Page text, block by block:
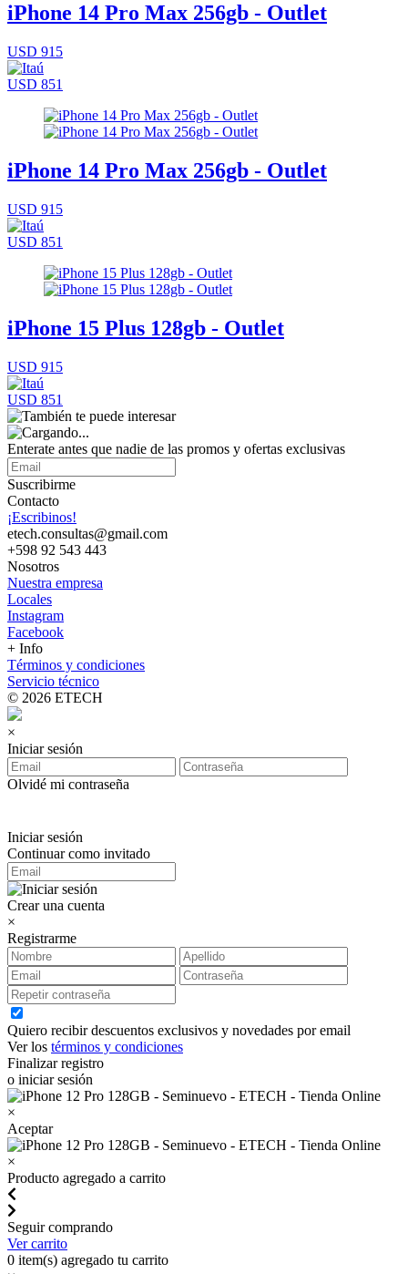
iPhone 14 Pro Max 256gb - Outlet
USD 915
USD 851
iPhone 14 Pro Max 256gb - Outlet
USD 915
USD 851
iPhone 15 Plus 128gb - Outlet
USD 915
USD 851
Enterate antes que nadie de las promos y ofertas exclusivas
Suscribirme
Contacto
¡Escribinos!
etech.consultas@gmail.com
+598 92 543 443
Nosotros
Nuestra empresa
Locales
Instagram
Facebook
+ Info
Términos y condiciones
Servicio técnico
© 2026 ETECH
×
Iniciar sesión
Olvidé mi contraseña
Iniciar sesión
Continuar como invitado
Crear una cuenta
×
Registrarme
Quiero recibir descuentos exclusivos y novedades por email
Ver los términos y condiciones
Finalizar registro
o iniciar sesión
×
Aceptar
×
Producto agregado a carrito
Seguir comprando
Ver carrito
0 item(s) agregado tu carrito